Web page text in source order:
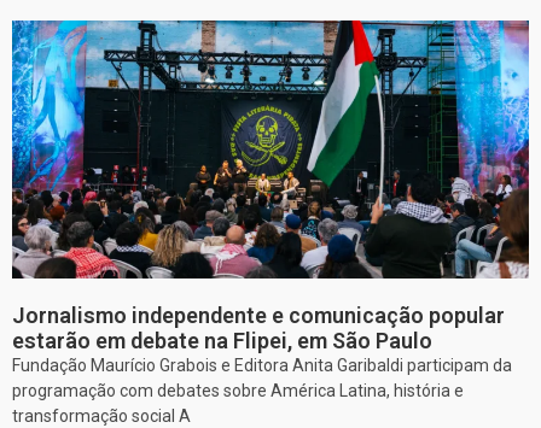
Jornalismo independente e comunicação popular
estarão em debate na Flipei, em São Paulo
Fundação Maurício Grabois e Editora Anita Garibaldi participam da
programação com debates sobre América Latina, história e
transformação social A